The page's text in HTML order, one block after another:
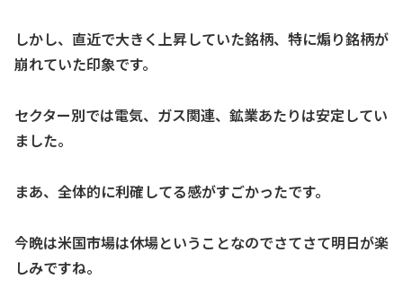
しかし、直近で大きく上昇していた銘柄、特に煽り銘柄が
崩れていた印象です。
セクター別では電気、ガス関連、鉱業あたりは安定してい
ました。
まあ、全体的に利確してる感がすごかったです。
今晩は米国市場は休場ということなのでさてさて明日が楽
しみですね。